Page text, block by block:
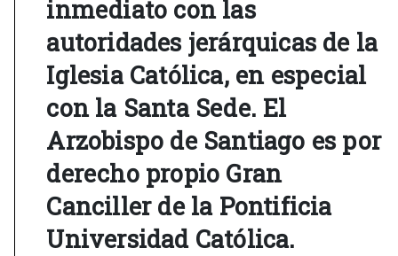
inmediato con las
autoridades jerárquicas de la
Iglesia Católica, en especial
con la Santa Sede. El
Arzobispo de Santiago es por
derecho propio Gran
Canciller de la Pontificia
Universidad Católica.